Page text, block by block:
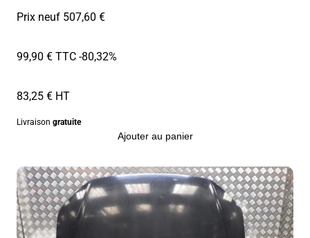
Prix neuf 507,60 €
99,90 € TTC-80,32%
83,25 € HT
Livraison gratuite
Ajouter au panier